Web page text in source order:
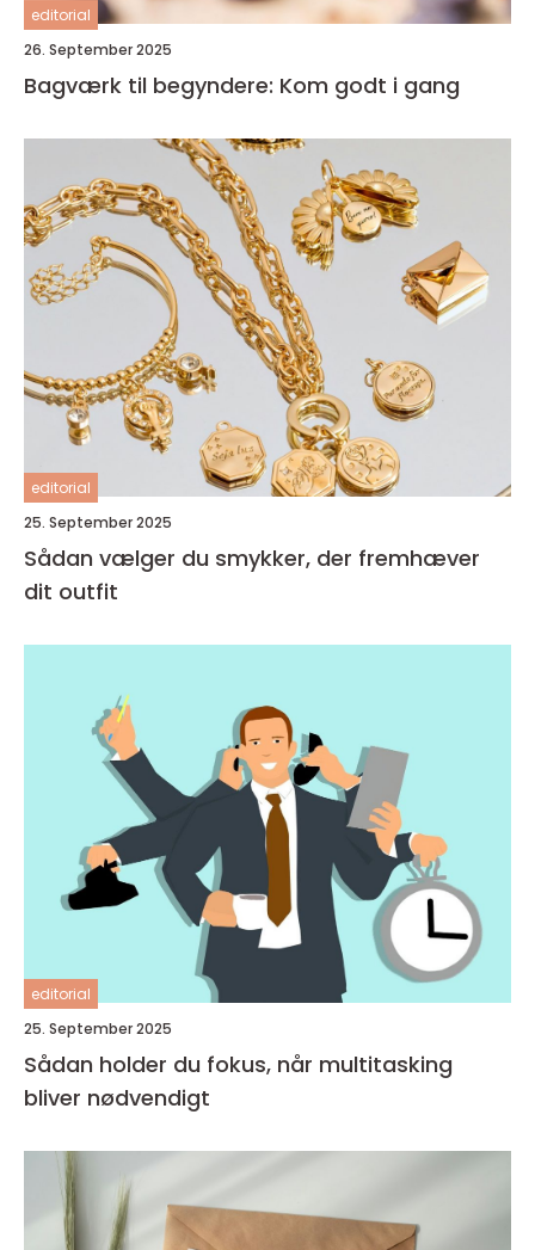
editorial
26. September 2025
Bagværk til begyndere: Kom godt i gang
editorial
25. September 2025
Sådan vælger du smykker, der fremhæver
dit outfit
editorial
25. September 2025
Sådan holder du fokus, når multitasking
bliver nødvendigt